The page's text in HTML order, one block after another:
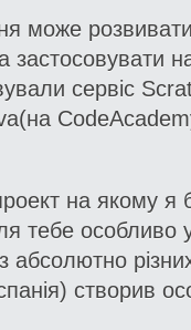
може
застосовувати
сервіс
на якому я
тебе особливо
абсолютно
створив